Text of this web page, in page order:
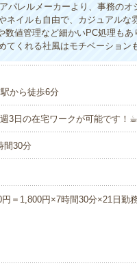
パレルメーカーより、事務の
ネイルも自由で、カジュアルな
値管理など細かいPC処理もあ
くれる社風はモチベーション
から徒歩6分
3日の在宅ワークが可能です！☕︎
間30分
円＝1,800円×7時間30分×21日